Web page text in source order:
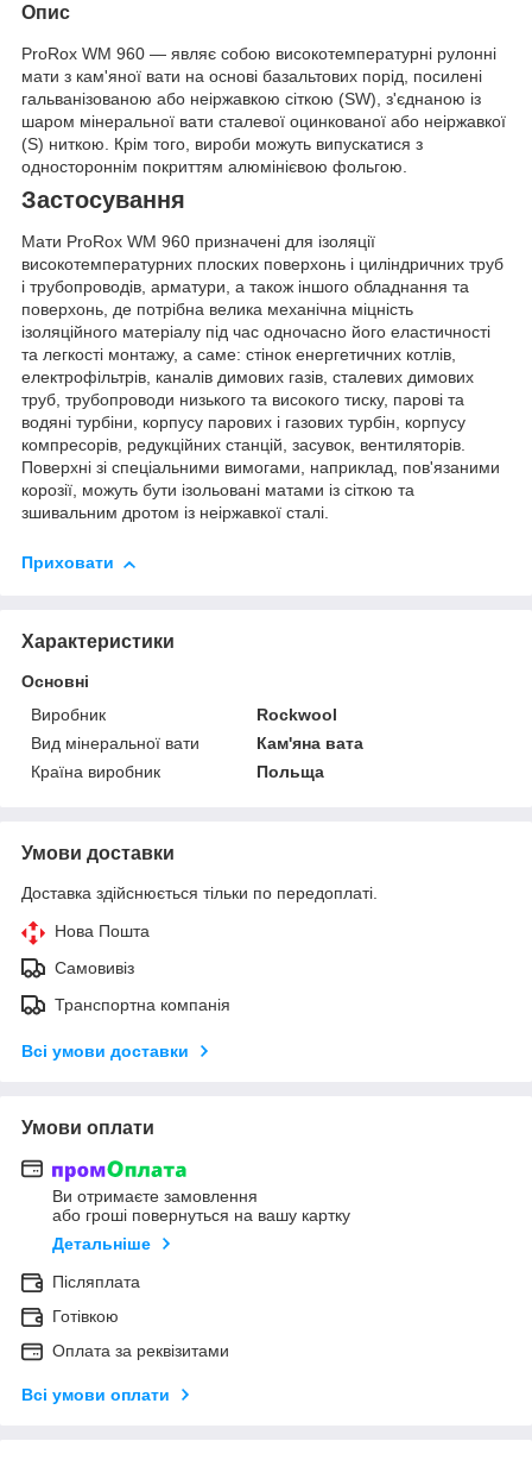
Опис
ProRox WM 960 — являє собою високотемпературні рулонні
мати з кам'яної вати на основі базальтових порід, посилені
гальванізованою або неіржавкою сіткою (SW), з'єднаною із
шаром мінеральної вати сталевої оцинкованої або неіржавкої
(S) ниткою. Крім того, вироби можуть випускатися з
одностороннім покриттям алюмінієвою фольгою.
Застосування
Мати ProRox WM 960 призначені для ізоляції
високотемпературних плоских поверхонь і циліндричних труб
і трубопроводів, арматури, а також іншого обладнання та
поверхонь, де потрібна велика механічна міцність
ізоляційного матеріалу під час одночасно його еластичності
та легкості монтажу, а саме: стінок енергетичних котлів,
електрофільтрів, каналів димових газів, сталевих димових
труб, трубопроводи низького та високого тиску, парові та
водяні турбіни, корпусу парових і газових турбін, корпусу
компресорів, редукційних станцій, засувок, вентиляторів.
Поверхні зі спеціальними вимогами, наприклад, пов'язаними
корозії, можуть бути ізольовані матами із сіткою та
зшивальним дротом із неіржавкої сталі.
Приховати
Характеристики
Основні
Виробник
Rockwool
Вид мінеральної вати
Кам'яна вата
Країна виробник
Польща
Умови доставки
Доставка здійснюється тільки по передоплаті.
Нова Пошта
Самовивіз
Транспортна компанія
Всі умови доставки
Умови оплати
Ви отримаєте замовлення
або гроші повернуться на вашу картку
Детальніше
Післяплата
Готівкою
Оплата за реквізитами
Всі умови оплати